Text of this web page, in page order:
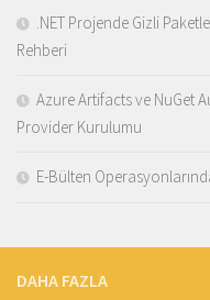
.NET Projende Gizli
Rehberi
Azure Artifacts ve NuGet
Provider Kurulumu
E-Bülten
DAHA FAZLA